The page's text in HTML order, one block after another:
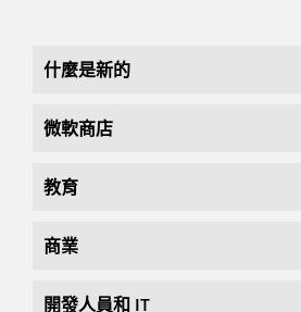
什麼是新的
微軟商店
教育
商業
開發人員和 IT